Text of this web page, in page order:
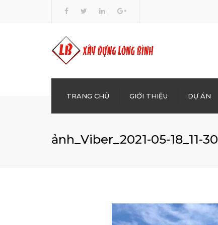
TRANG CHỦ GIỚI THIỆU DỰ ÁN
BÊ
ảnh_Viber_2021-05-18_11-